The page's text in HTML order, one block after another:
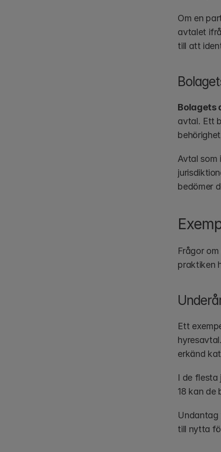
Om en
avtalet
till att
Bolagets
avtal. Ett
Avtal som
bedömer
Frågor
praktiken
Ett
erkänd
I de flesta
18 kan de
Undantag
till nytta